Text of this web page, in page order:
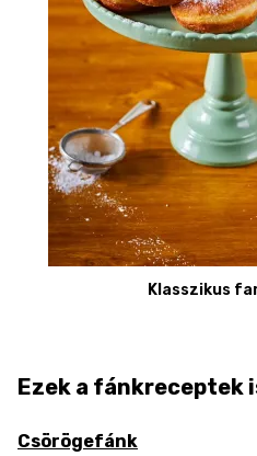
Klasszikus
Ezek a fánkreceptek
Csörögefánk